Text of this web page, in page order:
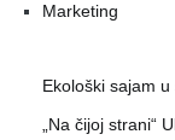
Marketing
Ekološki sajam
„Na čijoj strani“